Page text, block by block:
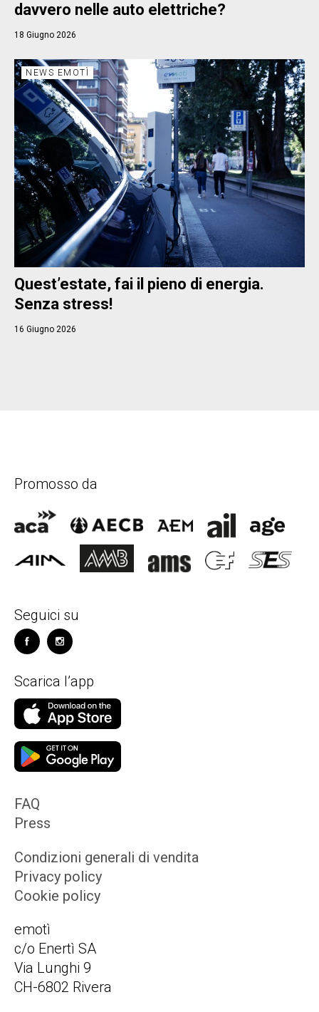
davvero nelle auto elettriche?
18 Giugno 2026
NEWS EMOTÌ
Quest’estate, fai il pieno di energia.
Senza stress!
16 Giugno 2026
Promosso da
Seguici su
Scarica l’app
FAQ
Press
Condizioni generali di vendita
Privacy policy
Cookie policy
emotì
c/o Enertì SA
Via Lunghi 9
CH-6802 Rivera